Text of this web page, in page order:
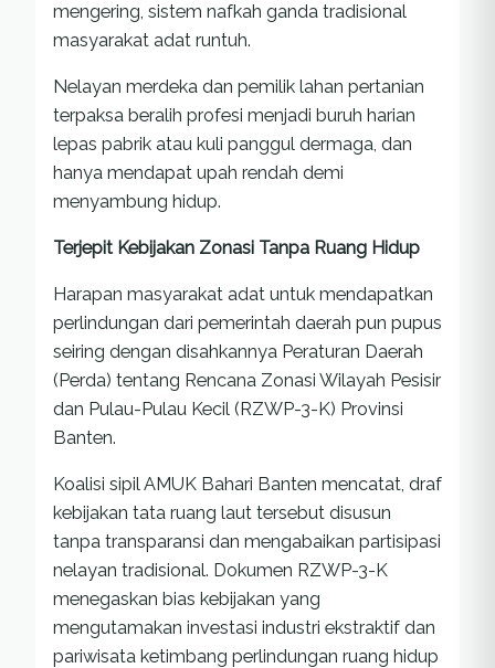
mengering, sistem nafkah ganda tradisional
masyarakat adat runtuh.
Nelayan merdeka dan pemilik lahan pertanian
terpaksa beralih profesi menjadi buruh harian
lepas pabrik atau kuli panggul dermaga, dan
hanya mendapat upah rendah demi
menyambung hidup.
Terjepit Kebijakan Zonasi Tanpa Ruang Hidup
Harapan masyarakat adat untuk mendapatkan
perlindungan dari pemerintah daerah pun pupus
seiring dengan disahkannya Peraturan Daerah
(Perda) tentang Rencana Zonasi Wilayah Pesisir
dan Pulau-Pulau Kecil (RZWP-3-K) Provinsi
Banten.
Koalisi sipil AMUK Bahari Banten mencatat, draf
kebijakan tata ruang laut tersebut disusun
tanpa transparansi dan mengabaikan partisipasi
nelayan tradisional. Dokumen RZWP-3-K
menegaskan bias kebijakan yang
mengutamakan investasi industri ekstraktif dan
pariwisata ketimbang perlindungan ruang hidup